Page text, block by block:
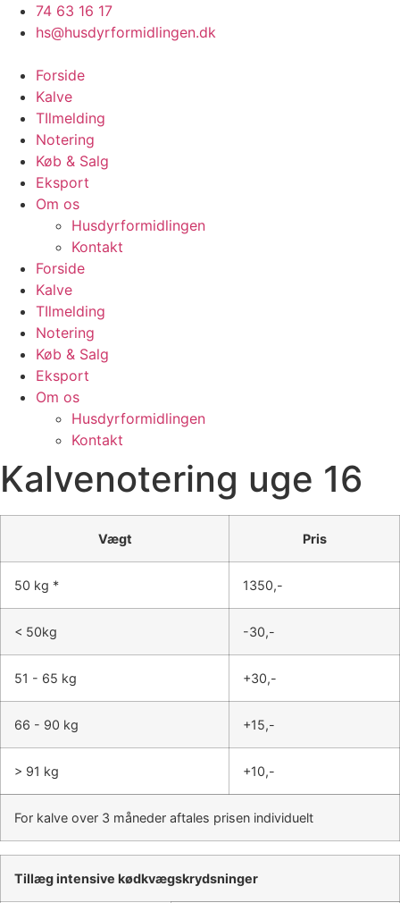
Videre74 63 16 17
hs@husdyrformidlingen.dk
Forside
Kalve
TIlmelding
Notering
Køb & Salg
Eksport
Om os
Husdyrformidlingen
Kontakt
Forside
Kalve
TIlmelding
Notering
Køb & Salg
Eksport
Om os
Husdyrformidlingen
Kontakt
Kalvenotering uge 16
Vægt Pris
50 kg * 1350,-
< 50kg -30,-
51 - 65 kg +30,-
66 - 90 kg +15,-
> 91 kg +10,-
For kalve over 3 måneder aftales prisen individuelt
Tillæg intensive kødkvægskrydsninger